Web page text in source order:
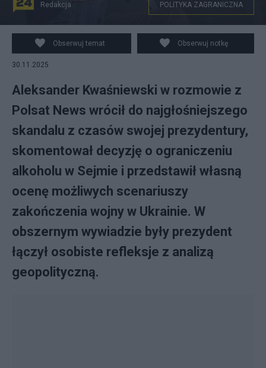
na zdjęciu: Były prezydent RP Aleksander Kwaśniewski
na debacie "Europa w czasach niepewności" w ramach
12. edycji Forum Igrzyska Wolności. fot. PAP/Marian
Zubrzycki
Redakcja POLITYKA ZAGRANICZNA
Obserwuj temat Obserwuj notkę
30.11.2025
Aleksander Kwaśniewski w rozmowie z
Polsat News wrócił do najgłośniejszego
skandalu z czasów swojej prezydentury,
skomentował decyzję o ograniczeniu
alkoholu w Sejmie i przedstawił własną
ocenę możliwych scenariuszy
zakończenia wojny w Ukrainie. W
obszernym wywiadzie były prezydent
łączył osobiste refleksje z analizą
geopolityczną.